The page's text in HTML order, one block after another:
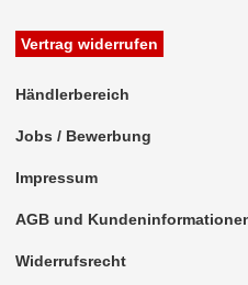
Entriegelung
Ersatzteile
Fernbedienungen
Freischaltmodule
Vertrag widerrufen
Händlerbereich
Jobs / Bewerbung
Impressum
AGB und
Widerrufsrecht